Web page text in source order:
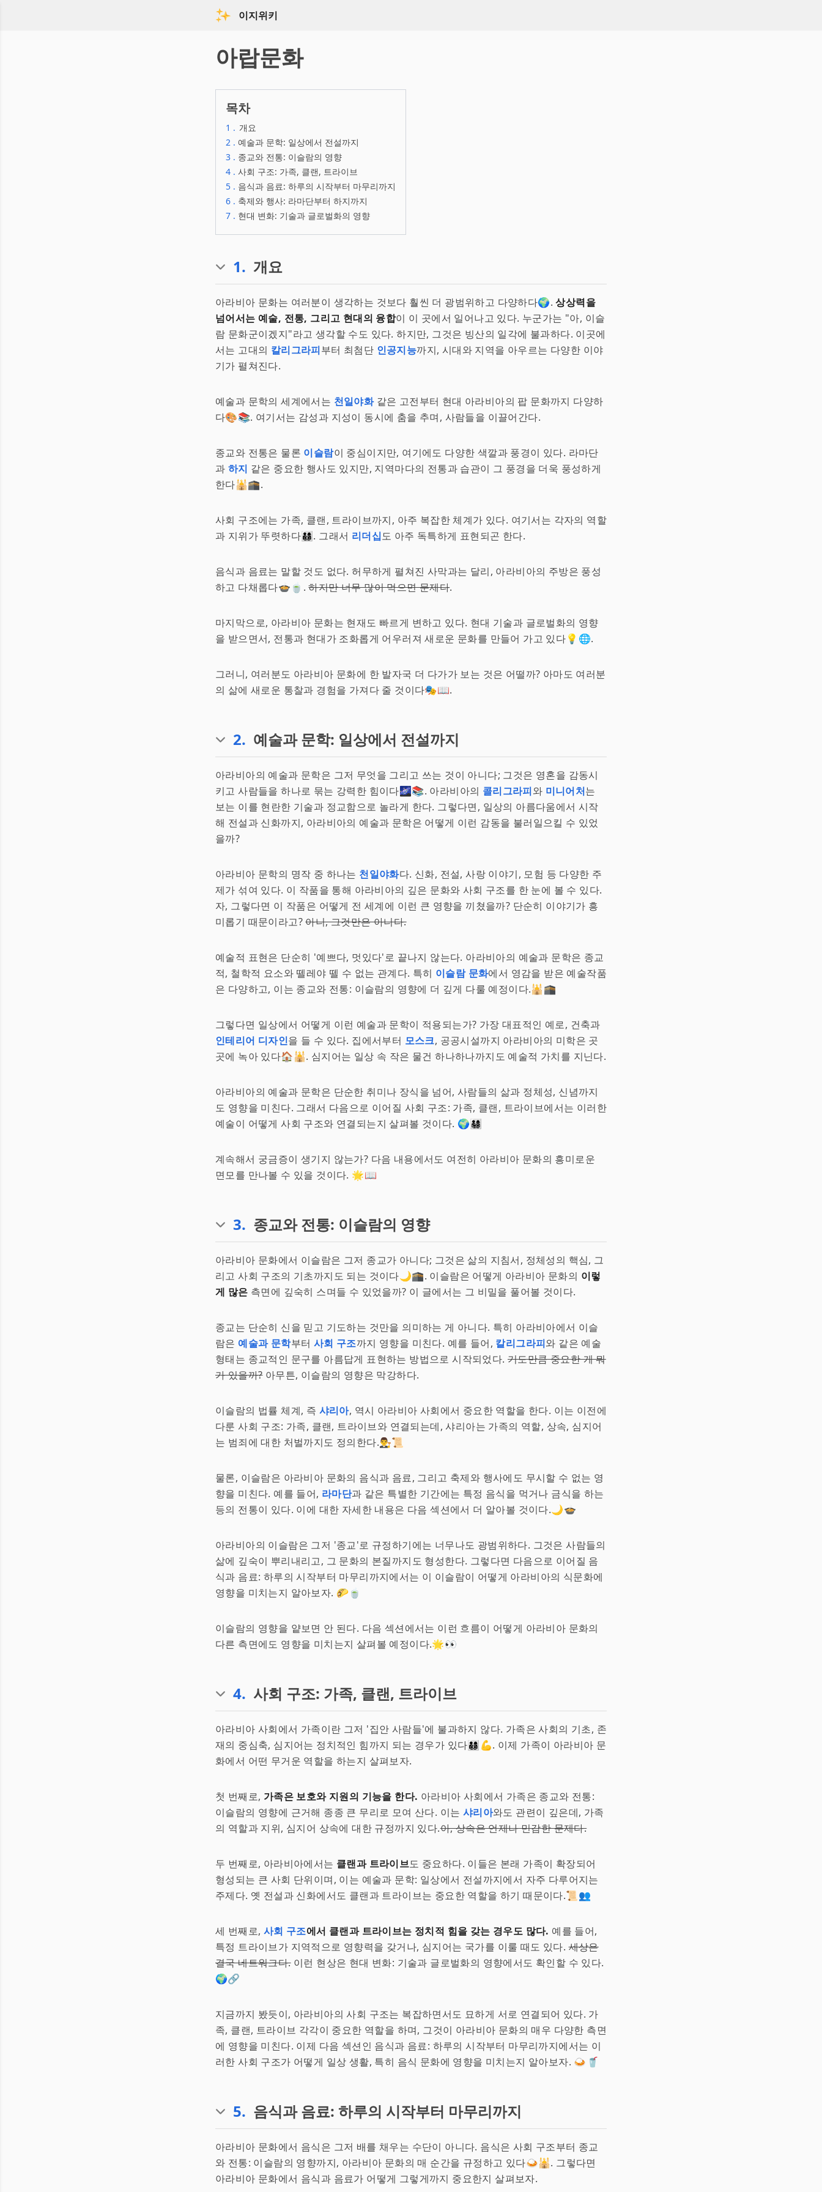
이지위키
아랍문화
목차
1 . 개요
2 . 예술과 문학: 일상에서 전설까지
3 . 종교와 전통: 이슬람의 영향
4 . 사회 구조: 가족, 클랜, 트라이브
5 . 음식과 음료: 하루의 시작부터 마무리까지
6 . 축제와 행사: 라마단부터 하지까지
7 . 현대 변화: 기술과 글로벌화의 영향
1. 개요
아라비아 문화는 여러분이 생각하는 것보다 훨씬 더 광범위하고 다양하다🌍.상상력을
넘어서는 예술, 전통, 그리고 현대의 융합이 이 곳에서 일어나고 있다. 누군가는 "아, 이슬
람 문화군이겠지"라고 생각할 수도 있다. 하지만, 그것은 빙산의 일각에 불과하다. 이곳에
서는 고대의 칼리그라피부터 최첨단 인공지능까지, 시대와 지역을 아우르는 다양한 이야
기가 펼쳐진다.
예술과 문학의 세계에서는 천일야화같은 고전부터 현대 아라비아의 팝 문화까지 다양하
다🎨📚. 여기서는 감성과 지성이 동시에 춤을 추며, 사람들을 이끌어간다.
종교와 전통은 물론 이슬람이 중심이지만, 여기에도 다양한 색깔과 풍경이 있다. 라마단
과 하지 같은 중요한 행사도 있지만, 지역마다의 전통과 습관이 그 풍경을 더욱 풍성하게
한다🕌🕋.
사회 구조에는 가족, 클랜, 트라이브까지, 아주 복잡한 체계가 있다. 여기서는 각자의 역할
과 지위가 뚜렷하다👨‍👩‍👦‍👦. 그래서 리더십도 아주 독특하게 표현되곤 한다.
음식과 음료는 말할 것도 없다. 허무하게 펼쳐진 사막과는 달리, 아라비아의 주방은 풍성
하고 다채롭다🍲🍵.하지만 너무 많이 먹으면 문제다.
마지막으로, 아라비아 문화는 현재도 빠르게 변하고 있다. 현대 기술과 글로벌화의 영향
을 받으면서, 전통과 현대가 조화롭게 어우러져 새로운 문화를 만들어 가고 있다💡🌐.
그러니, 여러분도 아라비아 문화에 한 발자국 더 다가가 보는 것은 어떨까? 아마도 여러분
의 삶에 새로운 통찰과 경험을 가져다 줄 것이다🎭📖.
2. 예술과 문학: 일상에서 전설까지
아라비아의 예술과 문학은 그저 무엇을 그리고 쓰는 것이 아니다; 그것은 영혼을 감동시
키고 사람들을 하나로 묶는 강력한 힘이다🌌📚. 아라비아의 콜리그라피와 미니어처는
보는 이를 현란한 기술과 정교함으로 놀라게 한다. 그렇다면, 일상의 아름다움에서 시작
해 전설과 신화까지, 아라비아의 예술과 문학은 어떻게 이런 감동을 불러일으킬 수 있었
을까?
아라비아 문학의 명작 중 하나는 천일야화다. 신화, 전설, 사랑 이야기, 모험 등 다양한 주
제가 섞여 있다. 이 작품을 통해 아라비아의 깊은 문화와 사회 구조를 한 눈에 볼 수 있다.
자, 그렇다면 이 작품은 어떻게 전 세계에 이런 큰 영향을 끼쳤을까? 단순히 이야기가 흥
미롭기 때문이라고?아니, 그것만은 아니다.
예술적 표현은 단순히 '예쁘다, 멋있다'로 끝나지 않는다. 아라비아의 예술과 문학은 종교
적, 철학적 요소와 뗄레야 뗄 수 없는 관계다. 특히 이슬람 문화에서 영감을 받은 예술작품
은 다양하고, 이는 종교와 전통: 이슬람의 영향에 더 깊게 다룰 예정이다.🕌🕋
그렇다면 일상에서 어떻게 이런 예술과 문학이 적용되는가? 가장 대표적인 예로, 건축과
인테리어 디자인을 들 수 있다. 집에서부터 모스크, 공공시설까지 아라비아의 미학은 곳
곳에 녹아 있다🏠🕌. 심지어는 일상 속 작은 물건 하나하나까지도 예술적 가치를 지닌다.
아라비아의 예술과 문학은 단순한 취미나 장식을 넘어, 사람들의 삶과 정체성, 신념까지
도 영향을 미친다. 그래서 다음으로 이어질 사회 구조: 가족, 클랜, 트라이브에서는 이러한
예술이 어떻게 사회 구조와 연결되는지 살펴볼 것이다. 🌍👨‍👩‍👧‍👦
계속해서 궁금증이 생기지 않는가? 다음 내용에서도 여전히 아라비아 문화의 흥미로운
면모를 만나볼 수 있을 것이다. 🌟📖
3. 종교와 전통: 이슬람의 영향
아라비아 문화에서 이슬람은 그저 종교가 아니다; 그것은 삶의 지침서, 정체성의 핵심, 그
리고 사회 구조의 기초까지도 되는 것이다🌙🕋. 이슬람은 어떻게 아라비아 문화의 이렇
게 많은 측면에 깊숙히 스며들 수 있었을까? 이 글에서는 그 비밀을 풀어볼 것이다.
종교는 단순히 신을 믿고 기도하는 것만을 의미하는 게 아니다. 특히 아라비아에서 이슬
람은 예술과 문학부터 사회 구조까지 영향을 미친다. 예를 들어, 칼리그라피와 같은 예술
형태는 종교적인 문구를 아름답게 표현하는 방법으로 시작되었다. 기도만큼 중요한 게 뭐
가 있을까?아무튼, 이슬람의 영향은 막강하다.
이슬람의 법률 체계, 즉 샤리아, 역시 아라비아 사회에서 중요한 역할을 한다. 이는 이전에
다룬 사회 구조: 가족, 클랜, 트라이브와 연결되는데, 샤리아는 가족의 역할, 상속, 심지어
는 범죄에 대한 처벌까지도 정의한다.👨‍⚖️📜
물론, 이슬람은 아라비아 문화의 음식과 음료, 그리고 축제와 행사에도 무시할 수 없는 영
향을 미친다. 예를 들어, 라마단과 같은 특별한 기간에는 특정 음식을 먹거나 금식을 하는
등의 전통이 있다. 이에 대한 자세한 내용은 다음 섹션에서 더 알아볼 것이다.🌙🍲
아라비아의 이슬람은 그저 '종교'로 규정하기에는 너무나도 광범위하다. 그것은 사람들의
삶에 깊숙이 뿌리내리고, 그 문화의 본질까지도 형성한다. 그렇다면 다음으로 이어질 음
식과 음료: 하루의 시작부터 마무리까지에서는 이 이슬람이 어떻게 아라비아의 식문화에
영향을 미치는지 알아보자. 🌮🍵
이슬람의 영향을 얕보면 안 된다. 다음 섹션에서는 이런 흐름이 어떻게 아라비아 문화의
다른 측면에도 영향을 미치는지 살펴볼 예정이다.🌟👀
4. 사회 구조: 가족, 클랜, 트라이브
아라비아 사회에서 가족이란 그저 '집안 사람들'에 불과하지 않다. 가족은 사회의 기초, 존
재의 중심축, 심지어는 정치적인 힘까지 되는 경우가 있다👨‍👩‍👦‍👦💪. 이제 가족이 아라비아 문
화에서 어떤 무거운 역할을 하는지 살펴보자.
첫 번째로, 가족은 보호와 지원의 기능을 한다. 아라비아 사회에서 가족은 종교와 전통:
이슬람의 영향에 근거해 종종 큰 무리로 모여 산다. 이는 샤리아와도 관련이 깊은데, 가족
의 역할과 지위, 심지어 상속에 대한 규정까지 있다.아, 상속은 언제나 민감한 문제다.
두 번째로, 아라비아에서는 클랜과 트라이브도 중요하다. 이들은 본래 가족이 확장되어
형성되는 큰 사회 단위이며, 이는 예술과 문학: 일상에서 전설까지에서 자주 다루어지는
주제다. 옛 전설과 신화에서도 클랜과 트라이브는 중요한 역할을 하기 때문이다.📜👥
세 번째로, 사회 구조에서 클랜과 트라이브는 정치적 힘을 갖는 경우도 많다. 예를 들어,
특정 트라이브가 지역적으로 영향력을 갖거나, 심지어는 국가를 이룰 때도 있다.세상은
결국 네트워크다.이런 현상은 현대 변화: 기술과 글로벌화의 영향에서도 확인할 수 있다.
🌍🔗
지금까지 봤듯이, 아라비아의 사회 구조는 복잡하면서도 묘하게 서로 연결되어 있다. 가
족, 클랜, 트라이브 각각이 중요한 역할을 하며, 그것이 아라비아 문화의 매우 다양한 측면
에 영향을 미친다. 이제 다음 섹션인 음식과 음료: 하루의 시작부터 마무리까지에서는 이
러한 사회 구조가 어떻게 일상 생활, 특히 음식 문화에 영향을 미치는지 알아보자. 🍛🥤
5. 음식과 음료: 하루의 시작부터 마무리까지
아라비아 문화에서 음식은 그저 배를 채우는 수단이 아니다. 음식은 사회 구조부터 종교
와 전통: 이슬람의 영향까지, 아라비아 문화의 매 순간을 규정하고 있다🍛🕌. 그렇다면
아라비아 문화에서 음식과 음료가 어떻게 그렇게까지 중요한지 살펴보자.